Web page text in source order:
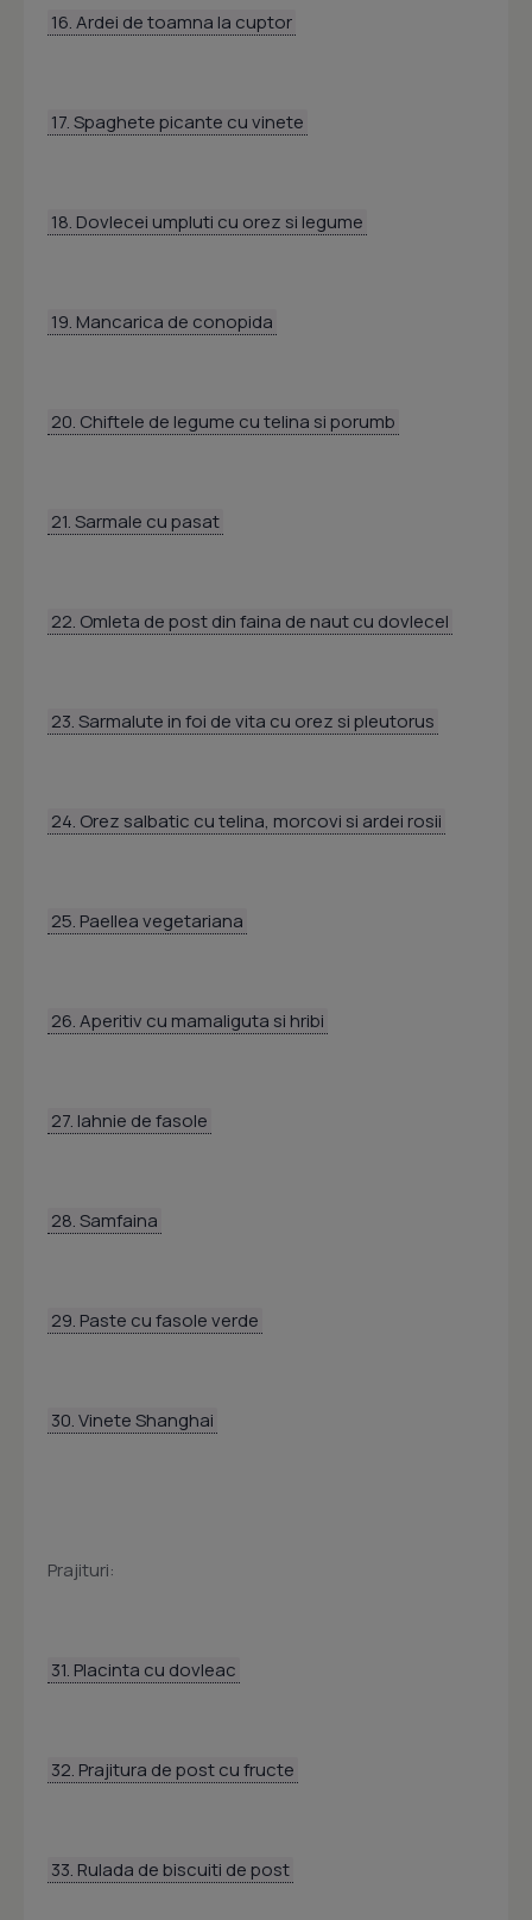
16. Ardei de toamna la cuptor
17. Spaghete picante cu vinete
18. Dovlecei umpluti cu orez si legume
19. Mancarica de conopida
20. Chiftele de legume cu telina si porumb
21. Sarmale cu pasat
22. Omleta de post din faina de naut cu dovlecel
23. Sarmalute in foi de vita cu orez si pleutorus
24. Orez salbatic cu telina, morcovi si ardei rosii
25. Paellea vegetariana
26. Aperitiv cu mamaliguta si hribi
27. Iahnie de fasole
28. Samfaina
29. Paste cu fasole verde
30. Vinete Shanghai
Prajituri:
31. Placinta cu dovleac
32. Prajitura de post cu fructe
33. Rulada de biscuiti de post